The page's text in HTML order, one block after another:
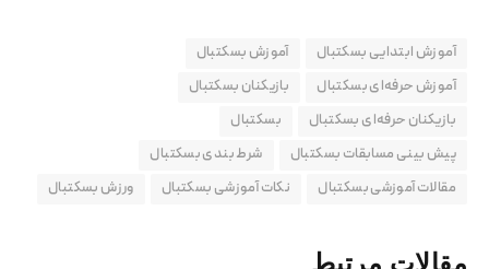
آموزش ابتدایی بسکتبال
آموزش‌ بسکتبال
آموزش حرفه‌ای بسکتبال
بازیکنان بسکتبال
بازیکنان حرفه‌ای بسکتبال
بسکتبال
پیش بینی مسابقات بسکتبال
شرط بندی بسکتبال
مقالات آموزشی بسکتبال
نکات آموزشی بسکتبال ورزش بسکتبال
مقالات مرتبط